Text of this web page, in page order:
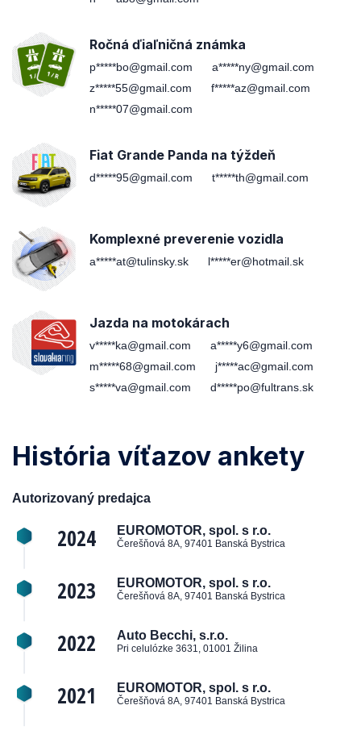
Ročná ďiaľničná známka
p*****bo@gmail.com
a*****ny@gmail.com
z*****55@gmail.com
f*****az@gmail.com
n*****07@gmail.com
Fiat Grande Panda na týždeň
d*****95@gmail.com t*****th@gmail.com
Komplexné preverenie vozidla
a*****at@tulinsky.sk l*****er@hotmail.sk
Jazda na motokárach
v*****ka@gmail.com
a*****y6@gmail.com
m*****68@gmail.com
j*****ac@gmail.com
s*****va@gmail.com
d*****po@fultrans.sk
História víťazov ankety
Autorizovaný predajca
2024 EUROMOTOR, spol. s r.o.
Čerešňová 8A, 97401 Banská Bystrica
2023 EUROMOTOR, spol. s r.o.
Čerešňová 8A, 97401 Banská Bystrica
2022 Auto Becchi, s.r.o.
Pri celulózke 3631, 01001 Žilina
2021 EUROMOTOR, spol. s r.o.
Čerešňová 8A, 97401 Banská Bystrica